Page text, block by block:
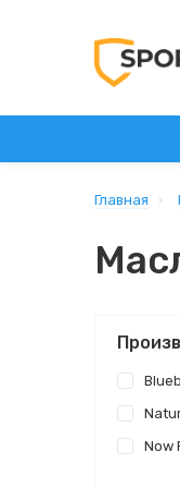
Главная
Now